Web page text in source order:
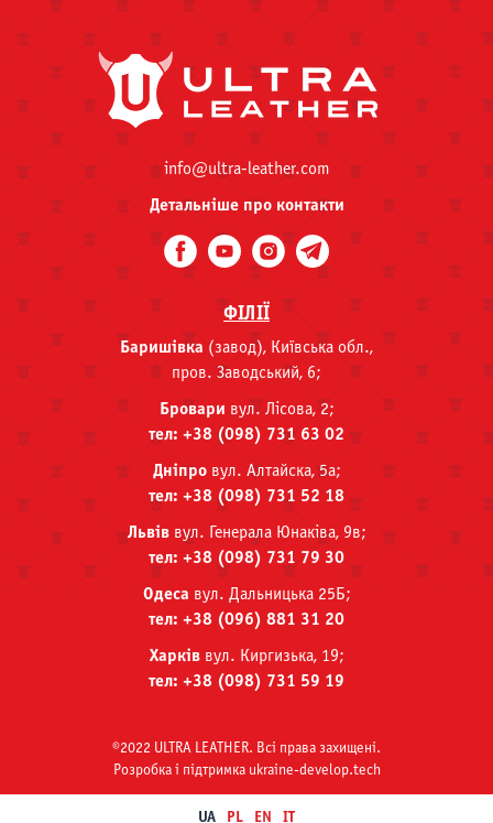
UA PL EN IT
info@ultra-leather.com
Детальніше про контакти
ФІЛІЇ
Баришівка (завод), Київська обл.,
пров. Заводський, 6;
Бровари вул. Лісова, 2;
тел: +38 (098) 731 63 02
Дніпровул. Алтайска, 5а;
тел: +38 (098) 731 52 18
Львіввул. Генерала Юнаківа, 9в;
тел: +38 (098) 731 79 30
Одеса вул. Дальницька 25Б;
тел: +38 (096) 881 31 20
Харківвул. Киргизька, 19;
тел: +38 (098) 731 59 19
©2022 ULTRA LEATHER. Всі права захищені.
Розробка i пiдтримка ukraine-develop.tech